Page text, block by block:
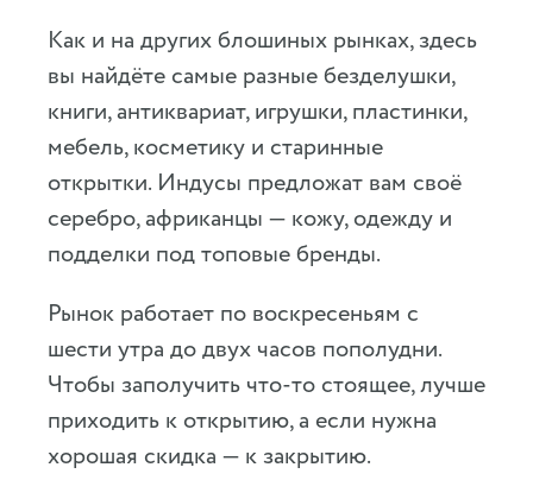
Как и на других блошиных рынках, здесь
вы найдёте самые разные безделушки,
книги, антиквариат, игрушки, пластинки,
мебель, косметику и старинные
открытки. Индусы предложат вам своё
серебро, африканцы — кожу, одежду и
подделки под топовые бренды.
Рынок работает по воскресеньям с
шести утра до двух часов пополудни.
Чтобы заполучить что-то стоящее, лучше
приходить к открытию, а если нужна
хорошая скидка — к закрытию.